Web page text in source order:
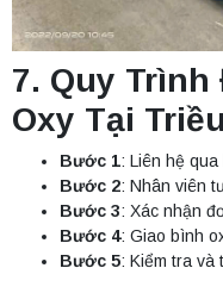
7. Quy
Oxy Tại
Bước 1: Liên hệ qua
Bước 2: Nhân viên
Bước 3: Xác nhận
Bước 4: Giao bình
Bước 5: Kiểm tra và